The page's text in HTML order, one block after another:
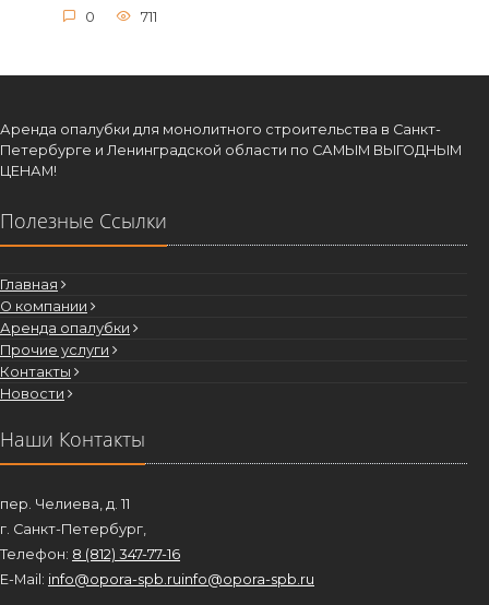
0 711
Аренда опалубки для монолитного строительства в Санкт-
Петербурге и Ленинградской области по САМЫМ ВЫГОДНЫМ
ЦЕНАМ!
Полезные Ссылки
Главная
О компании
Аренда опалубки
Прочие услуги
Контакты
Новости
Наши Контакты
пер. Челиева, д. 11
г. Санкт-Петербург,
Телефон: 8 (812) 347-77-16
E-Mail: info@opora-spb.ruinfo@opora-spb.ru